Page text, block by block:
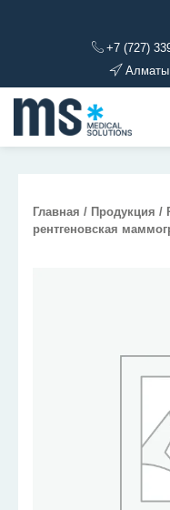
+7 (727)
Главная / Продукция /
рентгеновская